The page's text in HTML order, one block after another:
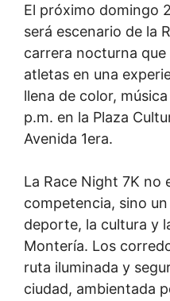
El próximo domingo
será escenario de la
carrera nocturna que
atletas en una
llena de color,
p.m. en la Plaza
Avenida 1era.
La Race Night 7K no
competencia, sino
deporte, la cultura y
Montería. Los
ruta iluminada y
ciudad, ambientada